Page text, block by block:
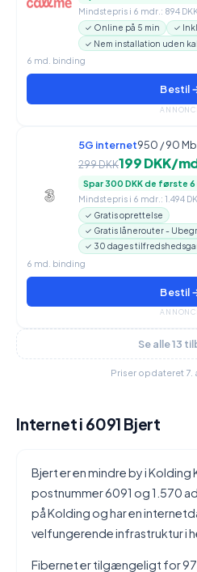
Mindstepris i 6 mdr.: 894
✓ Online på 5 min
✓
✓ Nem installation uden
6 md. binding
Bestil
5G internet950 / 90
299 DKK199 DKK/
Spar 300 DKK de første
Mindstepris i 6 mdr.: 1.494
✓ Gratis oprettelse
✓ Gratis lånerouter -
✓ 30 dages
6 md. binding
Bestil
Se alle 13
Priser opdateret 7.
Internet i 6091 Bjert
Bjert er en mindre by i Kolding
postnummer 6091 og 1.570
på Kolding og har en
velfungerende infrastruktur i
Fibernet er tilgængeligt for